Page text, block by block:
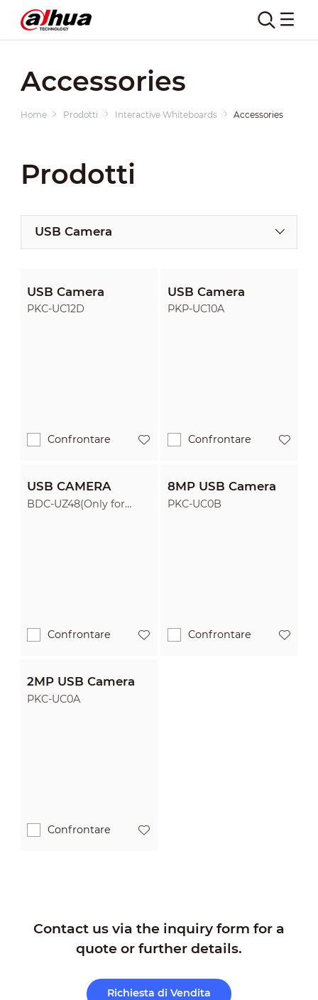
Accessories
Home Prodotti Interactive Whiteboards Accessories
Prodotti
USB Camera
USB Camera
PKC-UC12D
Confrontare
USB Camera
PKP-UC10A
Confrontare
USB CAMERA
BDC-UZ48(Only for
Confrontare
8MP USB Camera
PKC-UC0B
Confrontare
2MP USB Camera
PKC-UC0A
Confrontare
Contact us via the inquiry form for a
quote or further details.
Richiesta di Vendita